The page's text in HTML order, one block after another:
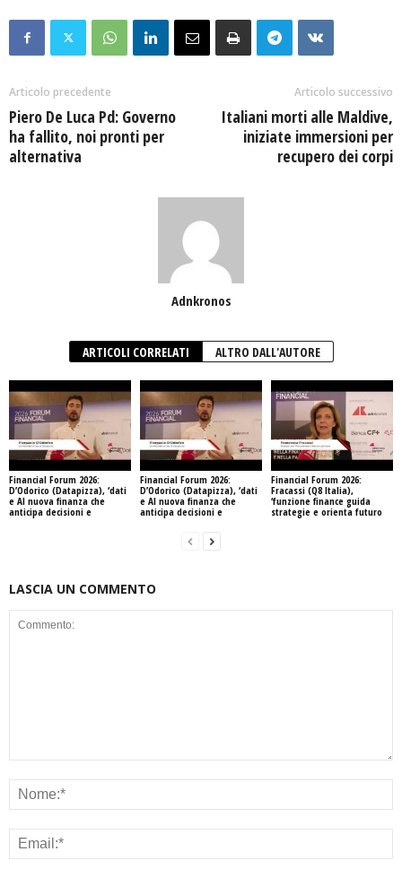
Articolo precedente
Piero De Luca Pd: Governo
ha fallito, noi pronti per
alternativa
Articolo successivo
Italiani morti alle Maldive,
iniziate immersioni per
recupero dei corpi
Adnkronos
ARTICOLI CORRELATI ALTRO DALL'AUTORE
Financial Forum 2026:
D’Odorico (Datapizza), ‘dati
e AI nuova finanza che
anticipa decisioni e
Financial Forum 2026:
D’Odorico (Datapizza), ‘dati
e AI nuova finanza che
anticipa decisioni e
Financial Forum 2026:
Fracassi (Q8 Italia),
‘funzione finance guida
strategie e orienta futuro
LASCIA UN COMMENTO